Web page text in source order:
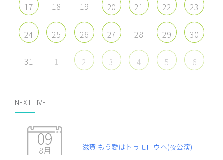
17 18 19 20 21 22 23
24 25 26 27 28 29 30
31 1 2 3 4 5 6
NEXT LIVE
09
8月 滋賀 もう愛はトゥモロウヘ(夜公演)